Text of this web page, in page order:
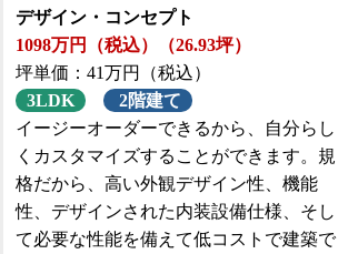
デザイン・コンセプト
1098万円（税込）（26.93坪）
坪単価：41万円（税込）
3LDK
2階建て
イージーオーダーできるから、自分らし
くカスタマイズすることができます。規
格だから、高い外観デザイン性、機能
性、デザインされた内装設備仕様、そし
て必要な性能を備えて低コストで建築で